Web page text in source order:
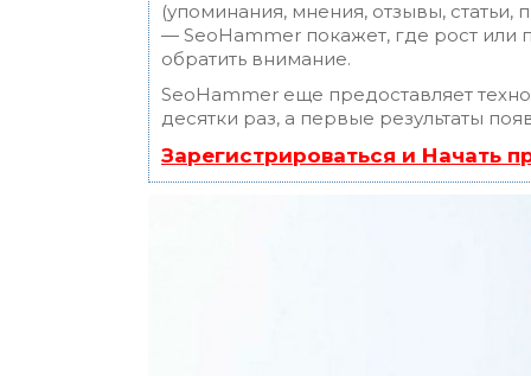
(упоминания, мнения, отзывы, статьи,
— SeoHammer покажет, где рост или
обратить внимание.
SeoHammer еще предоставляет
десятки раз, а первые результаты
Зарегистрироваться и Начать